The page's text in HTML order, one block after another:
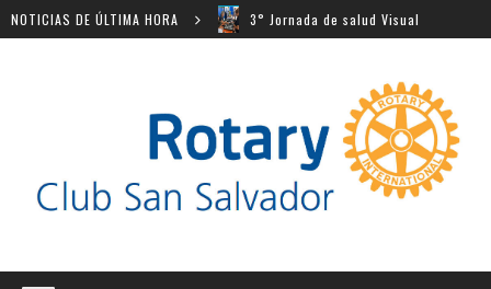
NOTICIAS DE ÚLTIMA HORA
escolares 3° Jornada de salud Visual